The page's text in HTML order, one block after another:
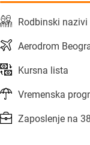
Rodbinski nazivi
Aerodrom
Kursna lista
Vremenska
Zaposlenje na